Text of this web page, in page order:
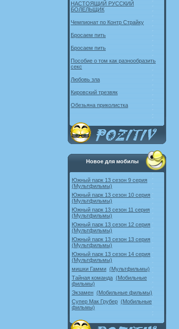
НАСТОЯЩИЙ РУССКИЙ
БОЛЕЛЬЩИК
Чемпионат по Контр Страйку
Бросаем пить
Бросаем пить
Пособие о том как разнообразить
секс
Любовь зла
Кировский трезвяк
Обезьяна приколистка
Новое для мобилы
Южный парк 13 сезон 9 серия
(Мультфильмы)
Южный парк 13 сезон 10 серия
(Мультфильмы)
Южный парк 13 сезон 11 серия
(Мультфильмы)
Южный парк 13 сезон 12 серия
(Мультфильмы)
Южный парк 13 сезон 13 серия
(Мультфильмы)
Южный парк 13 сезон 14 серия
(Мультфильмы)
мишки Гамми (Мультфильмы)
Тайная команда (Мобильные
фильмы)
Экзамен (Мобильные фильмы)
Супер Мак Грубер (Мобильные
фильмы)